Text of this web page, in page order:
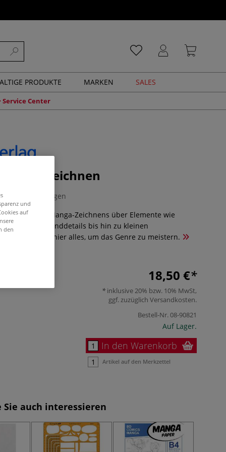
PRODUKTE MARKEN SALES
Service Center
Manga zeichnen
0 Bewertungen
des Manga-Zeichnens über Elemente wie
und Hintergrunddetails bis hin zu kleinen
lernt man hier alles, um das Genre zu meistern.
18,50 €
inklusive 20% bzw. 10% MwSt,
ggf. zuzüglich Versandkosten.
Bestell-Nr.08-90821
Auf Lager.
In den Warenkorb
Artikel auf den Merkzettel
Sie auch interessieren
und
auf
den